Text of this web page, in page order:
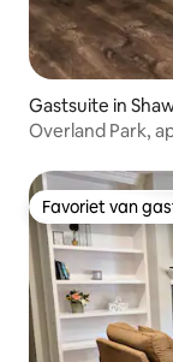
Gastsuite in
Overland Park,
Favoriet van
Favoriet van